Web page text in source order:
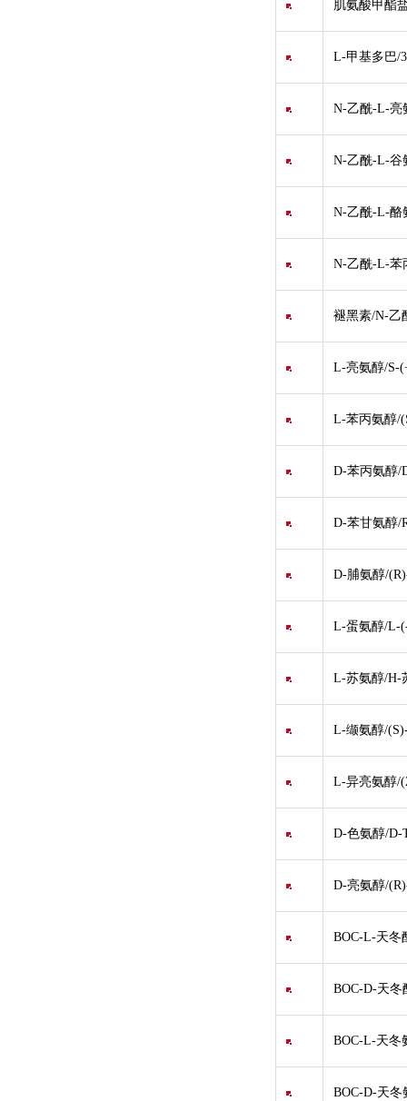
肌氨酸甲酯
L-甲基多巴/
N-乙酰-L-亮
N-乙酰-L-谷
N-乙酰-L-酪
N-乙酰-L-苯
褪黑素/N-乙
L-亮氨醇/S-
L-苯丙氨醇/
D-苯丙氨醇/
D-苯甘氨醇/
D-脯氨醇/
L-蛋氨醇/L-
L-苏氨醇/H-
L-缬氨醇/
L-异亮氨醇/
D-色氨醇/D-
D-亮氨醇/
BOC-L-天冬
BOC-D-天
BOC-L-天冬
BOC-D-天